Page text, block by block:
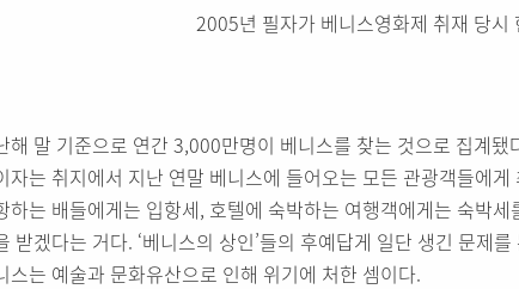
2005년 필자가 베니스영화제 취재 당시
해 말 기준으로 연간 3,000만명이 베니스를 찾는 것으로 집계
자는 취지에서 지난 연말 베니스에 들어오는 모든 관광객들에
하는 배들에게는 입항세, 호텔에 숙박하는 여행객에게는 숙박
받겠다는 거다. ‘베니스의 상인’들의 후예답게 일단 생긴 문제
스는 예술과 문화유산으로 인해 위기에 처한 셈이다.